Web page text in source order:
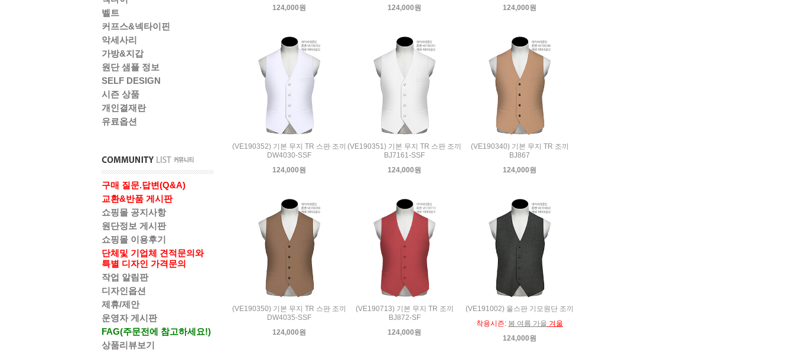
벨트
커프스&넥타이핀
악세사리
가방&지갑
원단 샘플 정보
SELF DESIGN
시즌 상품
개인결재란
유료옵션
구매 질문.답변(Q&A)
교환&반품 게시판
쇼핑몰 공지사항
원단정보 게시판
쇼핑몰 이용후기
단체및 기업체 견적문의와
특별 디자인 가격문의
작업 알림판
디자인옵션
제휴/제안
운영자 게시판
FAG(주문전에 참고하세요!)
상품리뷰보기
124,000원
124,000원
124,000원
(VE190352) 기본 무지 TR 스판 조끼
DW4030-SSF
124,000원
(VE190351) 기본 무지 TR 스판 조끼
BJ7161-SSF
124,000원
(VE190340) 기본 무지 TR 조끼
BJ867
124,000원
(VE190350) 기본 무지 TR 스판 조끼
DW4035-SSF
124,000원
(VE190713) 기본 무지 TR 조끼
BJ872-SF
124,000원
(VE191002) 울스판 기모원단 조끼
착용시즌: 봄 여름 가을 겨울
124,000원